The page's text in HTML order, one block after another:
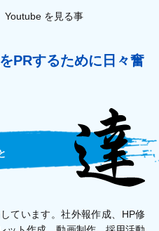
Youtube を見る事
PRするために日々奮
ています。社外報作成、HP修